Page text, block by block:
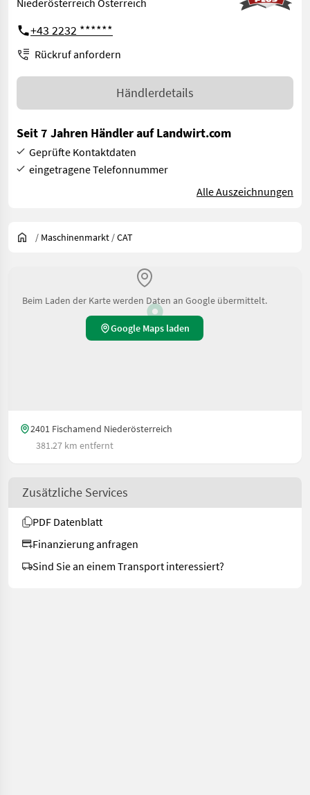
Niederösterreich Österreich
+43 2232 ******
Rückruf anfordern
Händlerdetails
Seit 7 Jahren Händler auf Landwirt.com
Geprüfte Kontaktdaten
eingetragene Telefonnummer
Alle Auszeichnungen
/ Maschinenmarkt /CAT
Beim Laden der Karte werden Daten an Google übermittelt.
Google Maps laden
2401 Fischamend Niederösterreich
381.27 km entfernt
Zusätzliche Services
PDF Datenblatt
Finanzierung anfragen
Sind Sie an einem Transport interessiert?